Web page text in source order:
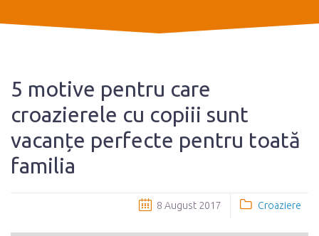
5 motive pentru care
croazierele cu copiii sunt
vacanțe perfecte pentru toată
familia
8 August 2017 Croaziere